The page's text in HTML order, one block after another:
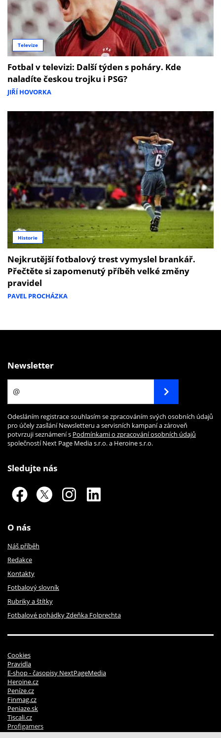
Televize
Fotbal v televizi: Další týden s poháry. Kde
naladíte českou trojku i PSG?
JIŘÍ HOVORKA
Historie
Nejkrutější fotbalový trest vymyslel brankář.
Přečtěte si zapomenutý příběh velké změny
pravidel
PAVEL PROCHÁZKA
Newsletter
Odesláním registrace souhlasím se zpracováním svých osobních údajů
pro účely zasílání Newsletteru a servisních kampaní a zároveň
potvrzuji seznámení s Podmínkami o zpracování osobních údajů
společností Next Page Media s.r.o. a Heroine s.r.o.
Sledujte nás
O nás
Náš příběh
Redakce
Kontakty
Fotbalový slovník
Rubriky a štítky
Fotbalové pohádky Zdeňka Folprechta
Cookies
Pravidla
E-shop - časopisy NextPageMedia
Heroine.cz
Peníze.cz
Finmag.cz
Peniaze.sk
Tiscali.cz
Profigamers
Pravidla soutěží